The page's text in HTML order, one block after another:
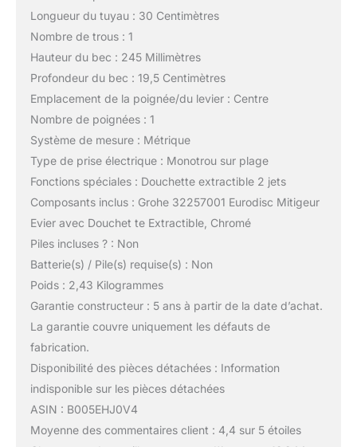
Longueur du tuyau : 30 Centimètres
Nombre de trous : 1
Hauteur du bec : 245 Millimètres
Profondeur du bec : 19,5 Centimètres
Emplacement de la poignée/du levier : Centre
Nombre de poignées : 1
Système de mesure : Métrique
Type de prise électrique : Monotrou sur plage
Fonctions spéciales : Douchette extractible 2 jets
Composants inclus : Grohe 32257001 Eurodisc Mitigeur
Evier avec Douchet te Extractible, Chromé
Piles incluses ? : Non
Batterie(s) / Pile(s) requise(s) : Non
Poids : 2,43 Kilogrammes
Garantie constructeur : 5 ans à partir de la date d’achat.
La garantie couvre uniquement les défauts de
fabrication.
Disponibilité des pièces détachées : Information
indisponible sur les pièces détachées
ASIN : B005EHJ0V4
Moyenne des commentaires client : 4,4 sur 5 étoiles